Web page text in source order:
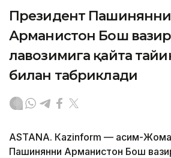
Президент Пашинянни
Арманистон Бош
лавозимига қайта
билан табриклади
ASTANА. Кazinform — Қасим-
Пашинянни Арманистон Бош